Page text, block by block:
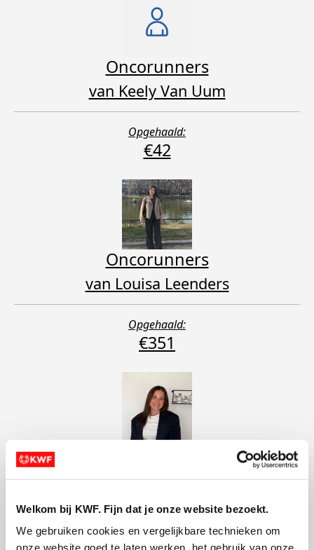
Welkom bij KWF. Fijn dat je onze website bezoekt.
We gebruiken cookies en vergelijkbare technieken om
onze website goed te laten werken, het gebruik van onze
Oncorunners
van Keely Van Uum
Opgehaald:
€42
Oncorunners
van Louisa Leenders
Opgehaald:
€351
van Tess Scheepens
Opgehaald:
€448